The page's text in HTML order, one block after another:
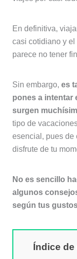
En definitiva,
casi cotidiano y
parece no tener
Sin embargo, es
pones a intentar
surgen
tipo de
esencial, pues de
disfrute de tu
No es sencillo
algunos
según tus
Índice